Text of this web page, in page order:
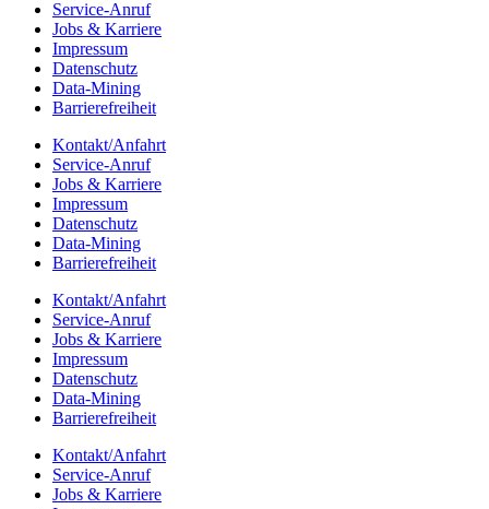
Service-Anruf
Jobs & Karriere
Impres­sum
Daten­schutz
Data-Mining
Barrie­re­frei­heit
Kontakt/​​Anfahrt
Service-Anruf
Jobs & Karriere
Impres­sum
Daten­schutz
Data-Mining
Barrie­re­frei­heit
Kontakt/​​Anfahrt
Service-Anruf
Jobs & Karriere
Impres­sum
Daten­schutz
Data-Mining
Barrie­re­frei­heit
Kontakt/​​Anfahrt
Service-Anruf
Jobs & Karriere